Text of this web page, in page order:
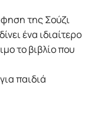
της Σούζι
ένα ιδιαίτερο
το βιβλίο που
παιδιά